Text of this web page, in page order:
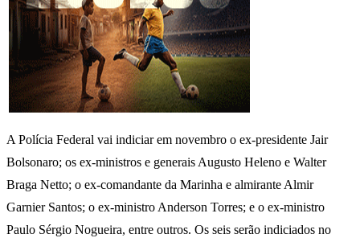
A Polícia Federal vai indiciar em novembro o ex-presidente Jair
Bolsonaro; os ex-ministros e generais Augusto Heleno e Walter
Braga Netto; o ex-comandante da Marinha e almirante Almir
Garnier Santos; o ex-ministro Anderson Torres; e o ex-ministro
Paulo Sérgio Nogueira, entre outros. Os seis serão indiciados no